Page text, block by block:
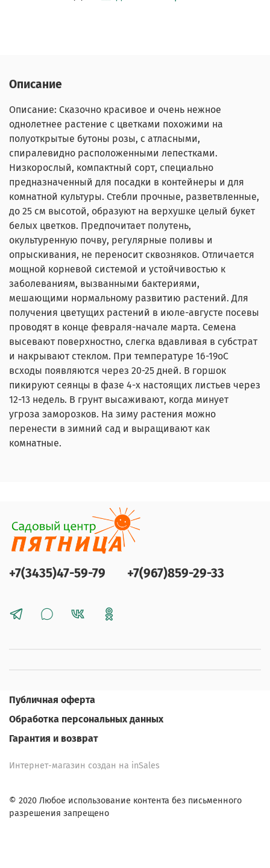
Описание
Описание: Сказочно красивое и очень нежное
однолетнее растение с цветками похожими на
полуоткрытые бутоны розы, с атласными,
спиралевидно расположенными лепестками.
Низкорослый, компактный сорт, специально
предназначенный для посадки в контейнеры и для
комнатной культуры. Стебли прочные, разветвленные,
до 25 см высотой, образуют на верхушке целый букет
белых цветков. Предпочитает полутень,
окультуренную почву, регулярные поливы и
опрыскивания, не переносит сквозняков. Отличается
мощной корневой системой и устойчивостью к
заболеваниям, вызванными бактериями,
мешающими нормальному развитию растений. Для
получения цветущих растений в июле-августе посевы
проводят в конце февраля-начале марта. Семена
высевают поверхностно, слегка вдавливая в субстрат
и накрывают стеклом. При температуре 16-19оС
всходы появляются через 20-25 дней. В горшок
пикируют сеянцы в фазе 4-х настоящих листьев через
12-13 недель. В грунт высаживают, когда минует
угроза заморозков. На зиму растения можно
перенести в зимний сад и выращивают как
комнатные.
+7(3435)47-59-79 +7(967)859-29-33
Публичная оферта
Обработка персональных данных
Гарантия и возврат
Интернет-магазин создан на inSales
© 2020 Любое использование контента без письменного
разрешения запрещено